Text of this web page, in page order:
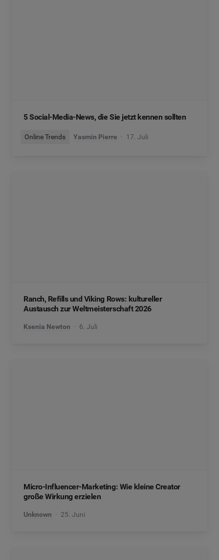
5 Social-Media-News, die Sie jetzt kennen sollten
Online Trends Yasmin Pierre 17. Juli
Ranch, Refills und Viking Rows: kultureller
Austausch zur Weltmeisterschaft 2026
Ksenia Newton 6. Juli
Micro-Influencer-Marketing: Wie kleine Creator
große Wirkung erzielen
Unknown 25. Juni